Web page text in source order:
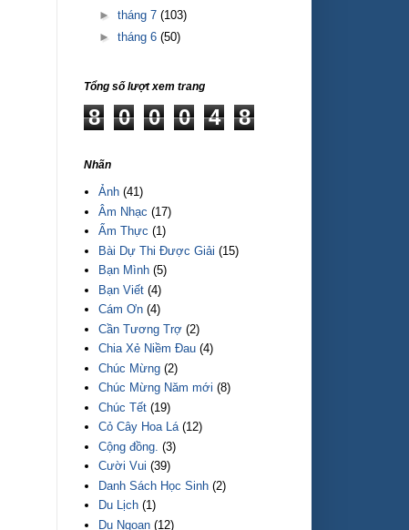
► tháng 7 (103)
► tháng 6 (50)
Tổng số lượt xem trang
8 0 0 0 4 8
Nhãn
Ảnh (41)
Âm Nhạc (17)
Ẩm Thực (1)
Bài Dự Thi Được Giải (15)
Bạn Mình (5)
Bạn Viết (4)
Cám Ơn (4)
Cần Tương Trợ (2)
Chia Xẻ Niềm Đau (4)
Chúc Mừng (2)
Chúc Mừng Năm mới (8)
Chúc Tết (19)
Cỏ Cây Hoa Lá (12)
Cộng đồng. (3)
Cười Vui (39)
Danh Sách Học Sinh (2)
Du Lịch (1)
Du Ngoạn (12)